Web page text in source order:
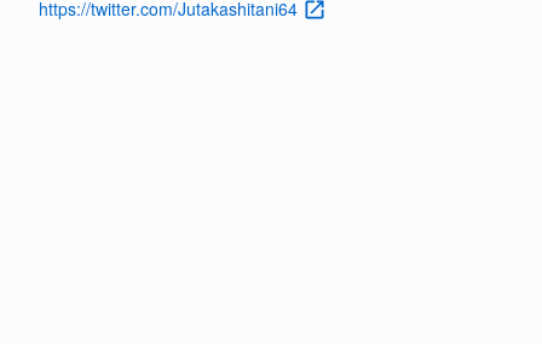
https://twitter.com/Jutakashitani64